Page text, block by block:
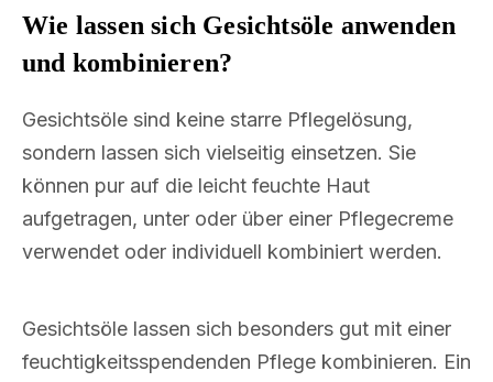
Wie lassen sich Gesichtsöle anwenden
und kombinieren?
Gesichtsöle sind keine starre Pflegelösung,
sondern lassen sich vielseitig einsetzen. Sie
können pur auf die leicht feuchte Haut
aufgetragen, unter oder über einer Pflegecreme
verwendet oder individuell kombiniert werden.
Gesichtsöle lassen sich besonders gut mit einer
feuchtigkeitsspendenden Pflege kombinieren. Ein